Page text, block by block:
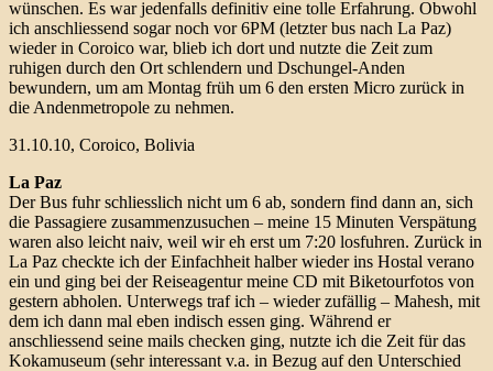
wünschen. Es war jedenfalls definitiv eine tolle Erfahrung. Obwohl
ich anschliessend sogar noch vor 6PM (letzter bus nach La Paz)
wieder in Coroico war, blieb ich dort und nutzte die Zeit zum
ruhigen durch den Ort schlendern und Dschungel-Anden
bewundern, um am Montag früh um 6 den ersten Micro zurück in
die Andenmetropole zu nehmen.
31.10.10, Coroico, Bolivia
La Paz
Der Bus fuhr schliesslich nicht um 6 ab, sondern find dann an, sich
die Passagiere zusammenzusuchen – meine 15 Minuten Verspätung
waren also leicht naiv, weil wir eh erst um 7:20 losfuhren. Zurück in
La Paz checkte ich der Einfachheit halber wieder ins Hostal verano
ein und ging bei der Reiseagentur meine CD mit Biketourfotos von
gestern abholen. Unterwegs traf ich – wieder zufällig – Mahesh, mit
dem ich dann mal eben indisch essen ging. Während er
anschliessend seine mails checken ging, nutzte ich die Zeit für das
Kokamuseum (sehr interessant v.a. in Bezug auf den Unterschied